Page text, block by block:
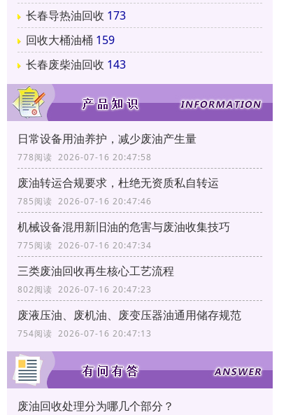
长春导热油回收 173
回收大桶油桶 159
长春废柴油回收 143
日常设备用油养护，减少废油产生量
778阅读 2026-07-16 20:47:58
废油转运合规要求，杜绝无资质私自转运
785阅读 2026-07-16 20:47:46
机械设备混用新旧油的危害与废油收集技巧
775阅读 2026-07-16 20:47:34
三类废油回收再生核心工艺流程
802阅读 2026-07-16 20:47:23
废液压油、废机油、废变压器油通用储存规范
754阅读 2026-07-16 20:47:13
废油回收处理分为哪几个部分？